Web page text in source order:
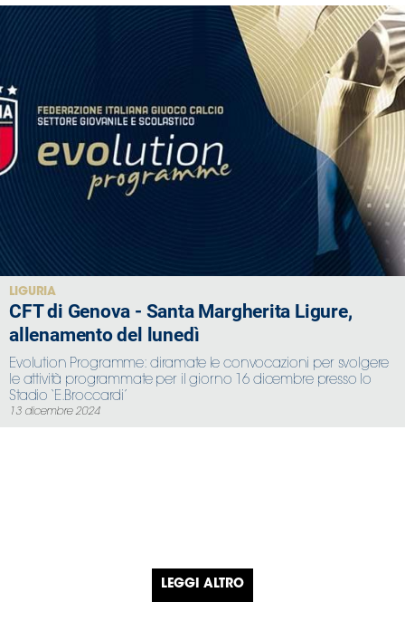
LIGURIA
CFT di Genova - Santa Margherita Ligure,
allenamento del lunedì
Evolution Programme: diramate le convocazioni per svolgere
le attività programmate per il giorno 16 dicembre presso lo
Stadio ‘E.Broccardi’
13 dicembre 2024
LEGGI ALTRO